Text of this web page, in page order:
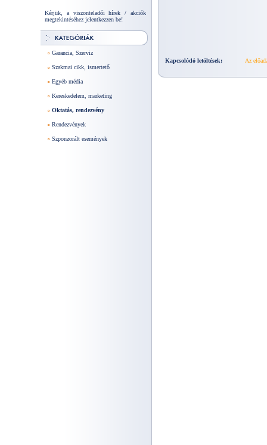
Kérjük, a viszonteladói hírek / akciók
megtekintéséhez jelentkezzen be!
Garancia, Szerviz
Szakmai cikk, ismertető
Egyéb média
Kereskedelem, marketing
Oktatás, rendezvény
Rendezvények
Szponzorált események
Kapcsolódó letöltések: Az